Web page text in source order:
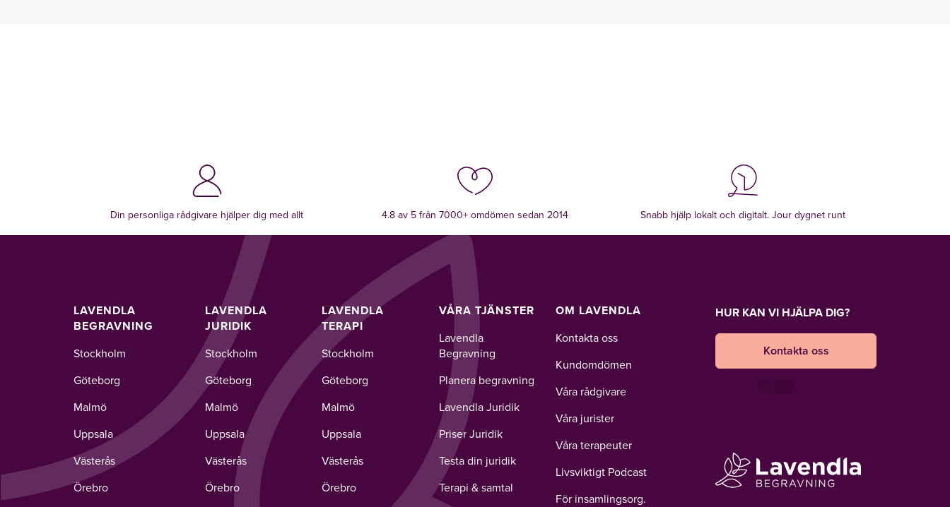
Din personliga rådgivare hjälper dig med allt 4.8 av 5 från 7000+ omdömen sedan 2014 Snabb hjälp lokalt och digitalt. Jour dygnet runt
LAVENDLA
BEGRAVNING
Stockholm
Göteborg
Malmö
Uppsala
Västerås
Örebro
LAVENDLA
JURIDIK
Stockholm
Göteborg
Malmö
Uppsala
Västerås
Örebro
LAVENDLA
TERAPI
Stockholm
Göteborg
Malmö
Uppsala
Västerås
Örebro
VÅRA TJÄNSTER
Lavendla
Begravning
Planera begravning
Lavendla Juridik
Priser Juridik
Testa din juridik
Terapi & samtal
OM LAVENDLA
Kontakta oss
Kundomdömen
Våra rådgivare
Våra jurister
Våra terapeuter
Livsviktigt Podcast
För insamlingsorg.
HUR KAN VI HJÄLPA DIG?
Kontakta oss